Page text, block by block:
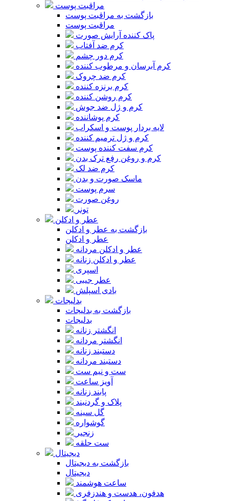
مراقبت پوست
بازگشت به مراقبت پوست
مراقبت پوست
پاک کننده آرایش صورت
کرم ضد آفتاب
کرم دور چشم
کرم آبرسان و مرطوب کننده
کرم ضد چروک
کرم برنزه کننده
کرم روشن کننده
کرم و ژل ضد جوش
کرم پوشاننده
لایه بردار پوست و اسکراب
کرم و ژل ترمیم کننده
کرم سفت کننده پوست
کرم و روغن رفع ترک بدن
کرم ضد لک
ماسک صورت و بدن
سرم پوست
روغن صورت
تونر
عطر و ادکلن
بازگشت به عطر و ادکلن
عطر و ادکلن
عطر و ادکلن مردانه
عطر و ادکلن زنانه
اسپری
عطر جیبی
بادی اسپلش
بدلیجات
بازگشت به بدلیجات
بدلیجات
انگشتر زنانه
انگشتر مردانه
دستبند زنانه
دستبند مردانه
ست و نیم ست
آویز ساعت
پابند زنانه
پلاک و گردنبند
گل سینه
گوشواره
زنجیر
ست حلقه
دیجیتال
بازگشت به دیجیتال
دیجیتال
ساعت هوشمند
هدفون، هدست و هندزفری